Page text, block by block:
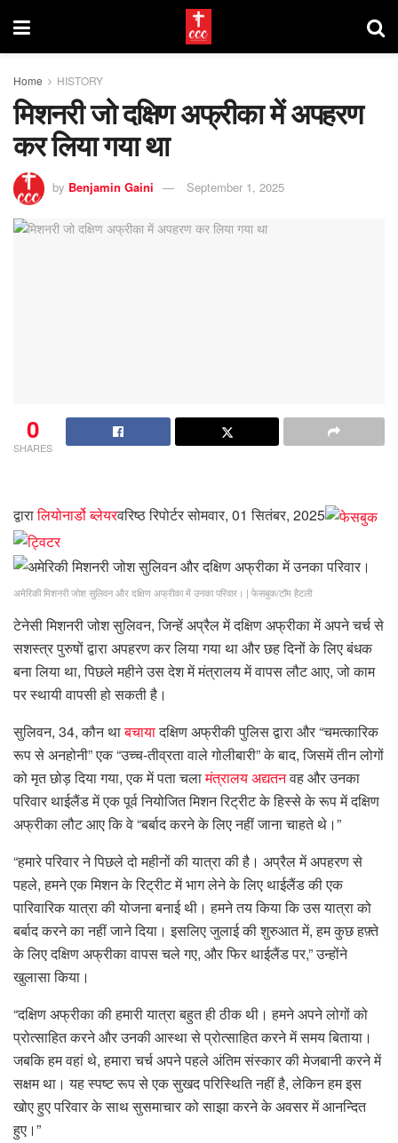
Home HISTORY
मिशनरी जो दक्षिण अफ्रीका में अपहरण
कर लिया गया था
by Benjamin Gaini September 1, 2025
0
SHARES
द्वारालियोनार्डो ब्लेयरवरिष्ठ रिपोर्टरसोमवार, 01 सितंबर, 2025
अमेरिकी मिशनरी जोश सुलिवन और दक्षिण अफ्रीका में उनका परिवार। | फेसबुक/टॉम हैटली
टेनेसी मिशनरी जोश सुलिवन, जिन्हें अप्रैल में दक्षिण अफ्रीका में अपने चर्च से
सशस्त्र पुरुषों द्वारा अपहरण कर लिया गया था और छह दिनों के लिए बंधक
बना लिया था, पिछले महीने उस देश में मंत्रालय में वापस लौट आए, जो काम
पर स्थायी वापसी हो सकती है।
सुलिवन, 34, कौन थाबचायादक्षिण अफ्रीकी पुलिस द्वारा और “चमत्कारिक
रूप से अनहोनी” एक “उच्च-तीव्रता वाले गोलीबारी” के बाद, जिसमें तीन लोगों
को मृत छोड़ दिया गया, एक में पता चलामंत्रालय अद्यतनवह और उनका
परिवार थाईलैंड में एक पूर्व नियोजित मिशन रिट्रीट के हिस्से के रूप में दक्षिण
अफ्रीका लौट आए कि वे “बर्बाद करने के लिए नहीं जाना चाहते थे।”
“हमारे परिवार ने पिछले दो महीनों की यात्रा की है। अप्रैल में अपहरण से
पहले, हमने एक मिशन के रिट्रीट में भाग लेने के लिए थाईलैंड की एक
पारिवारिक यात्रा की योजना बनाई थी। हमने तय किया कि उस यात्रा को
बर्बाद करने का नहीं जाने दिया। इसलिए जुलाई की शुरुआत में, हम कुछ हफ़्ते
के लिए दक्षिण अफ्रीका वापस चले गए, और फिर थाईलैंड पर,” उन्होंने
खुलासा किया।
“दक्षिण अफ्रीका की हमारी यात्रा बहुत ही ठीक थी। हमने अपने लोगों को
प्रोत्साहित करने और उनकी आस्था से प्रोत्साहित करने में समय बिताया।
जबकि हम वहां थे, हमारा चर्च अपने पहले अंतिम संस्कार की मेजबानी करने में
सक्षम था। यह स्पष्ट रूप से एक सुखद परिस्थिति नहीं है, लेकिन हम इस
खोए हुए परिवार के साथ सुसमाचार को साझा करने के अवसर में आनन्दित
हुए।”